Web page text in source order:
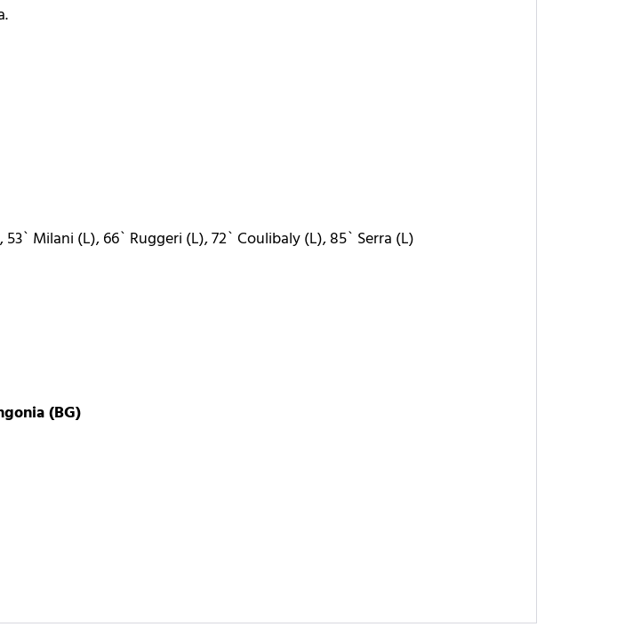
Milani (L), 66` Ruggeri (L), 72` Coulibaly (L), 85` Serra (L)
(BG)